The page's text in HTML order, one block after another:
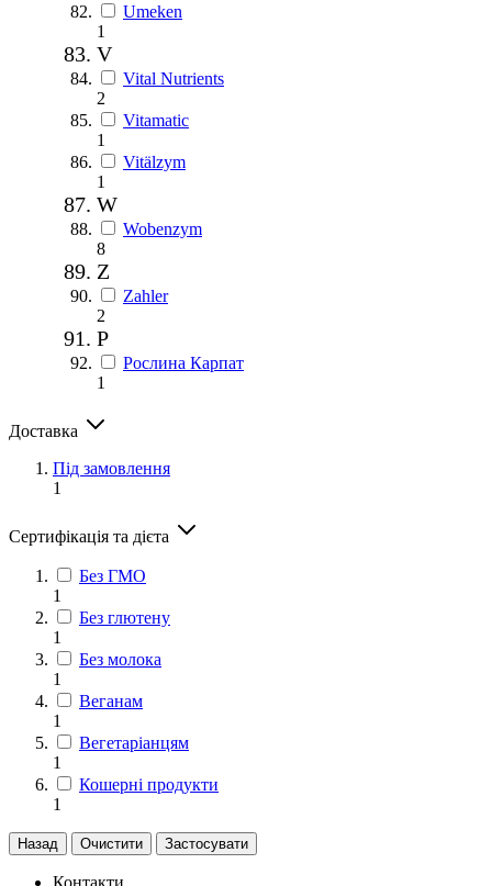
Umeken
1
V
Vital Nutrients
2
Vitamatic
1
Vitälzym
1
W
Wobenzym
8
Z
Zahler
2
Р
Рослина Карпат
1
Доставка
Під замовлення
1
Сертифікація та дієта
Без ГМО
1
Без глютену
1
Без молока
1
Веганам
1
Вегетаріанцям
1
Кошерні продукти
1
Назад Очистити Застосувати
Контакти